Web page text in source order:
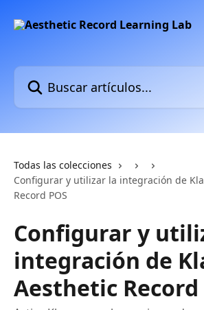
Buscar artículos...
Todas las colecciones
Configurar y utilizar la integración de
Record POS
Configurar y
integración de
Aesthetic Record